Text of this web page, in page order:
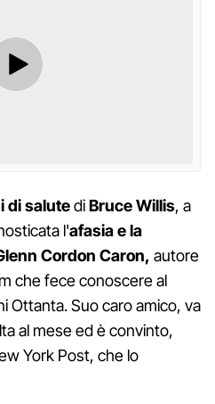
di salutediBruce Willis, a
l'afasia e la
Cordon Caron, autore
che fece conoscere al
Ottanta. Suo caro amico, va
al mese ed è convinto,
York Post, che lo